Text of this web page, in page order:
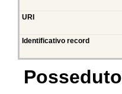
URI
Identificativo record
Posseduto